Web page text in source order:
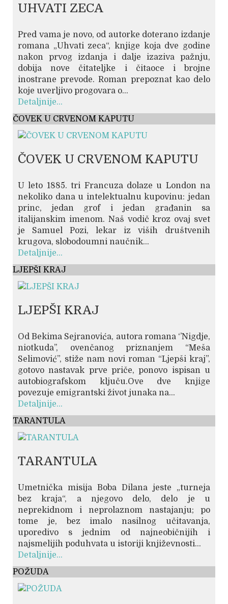
UHVATI ZECA
Pred vama je novo, od autorke doterano izdanje
romana „Uhvati zeca“, knjige koja dve godine
nakon prvog izdanja i dalje izaziva pažnju,
dobija nove čitateljke i čitaoce i brojne
inostrane prevode. Roman prepoznat kao delo
koje uverljivo progovara o...
Detaljnije...
ČOVEK U CRVENOM KAPUTU
ČOVEK U CRVENOM KAPUTU
U leto 1885. tri Francuza dolaze u London na
nekoliko dana u intelektualnu kupovinu: jedan
princ, jedan grof i jedan građanin sa
italijanskim imenom. Naš vodič kroz ovaj svet
je Samuel Pozi, lekar iz viših društvenih
krugova, slobodoumni naučnik...
Detaljnije...
LJEPŠI KRAJ
LJEPŠI KRAJ
Od Bekima Sejranovića, autora romana ‘’Nigdje,
niotkuda’’, ovenčanog priznanjem “Meša
Selimović”, stiže nam novi roman “Ljepši kraj”,
gotovo nastavak prve priče, ponovo ispisan u
autobiografskom ključu.Ove dve knjige
povezuje emigrantski život junaka na...
Detaljnije...
TARANTULA
TARANTULA
Umetnička misija Boba Dilana jeste „turneja
bez kraja“, a njegovo delo, delo je u
neprekidnom i neprolaznom nastajanju; po
tome je, bez imalo nasilnog učitavanja,
uporedivo s jednim od najneobičnijih i
najsmelijih poduhvata u istoriji književnosti...
Detaljnije...
POŽUDA